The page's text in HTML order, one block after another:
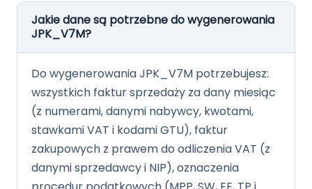
Jakie dane są potrzebne do wygenerowania
JPK_V7M?
Do wygenerowania JPK_V7M potrzebujesz:
wszystkich faktur sprzedaży za dany miesiąc
(z numerami, danymi nabywcy, kwotami,
stawkami VAT i kodami GTU), faktur
zakupowych z prawem do odliczenia VAT (z
danymi sprzedawcy i NIP), oznaczenia